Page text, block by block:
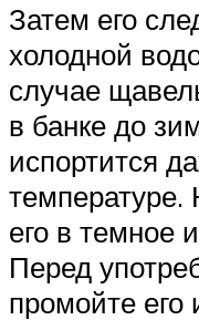
Затем его
холодной
случае
в банке до
испортится
его в темное
Перед
промойте его